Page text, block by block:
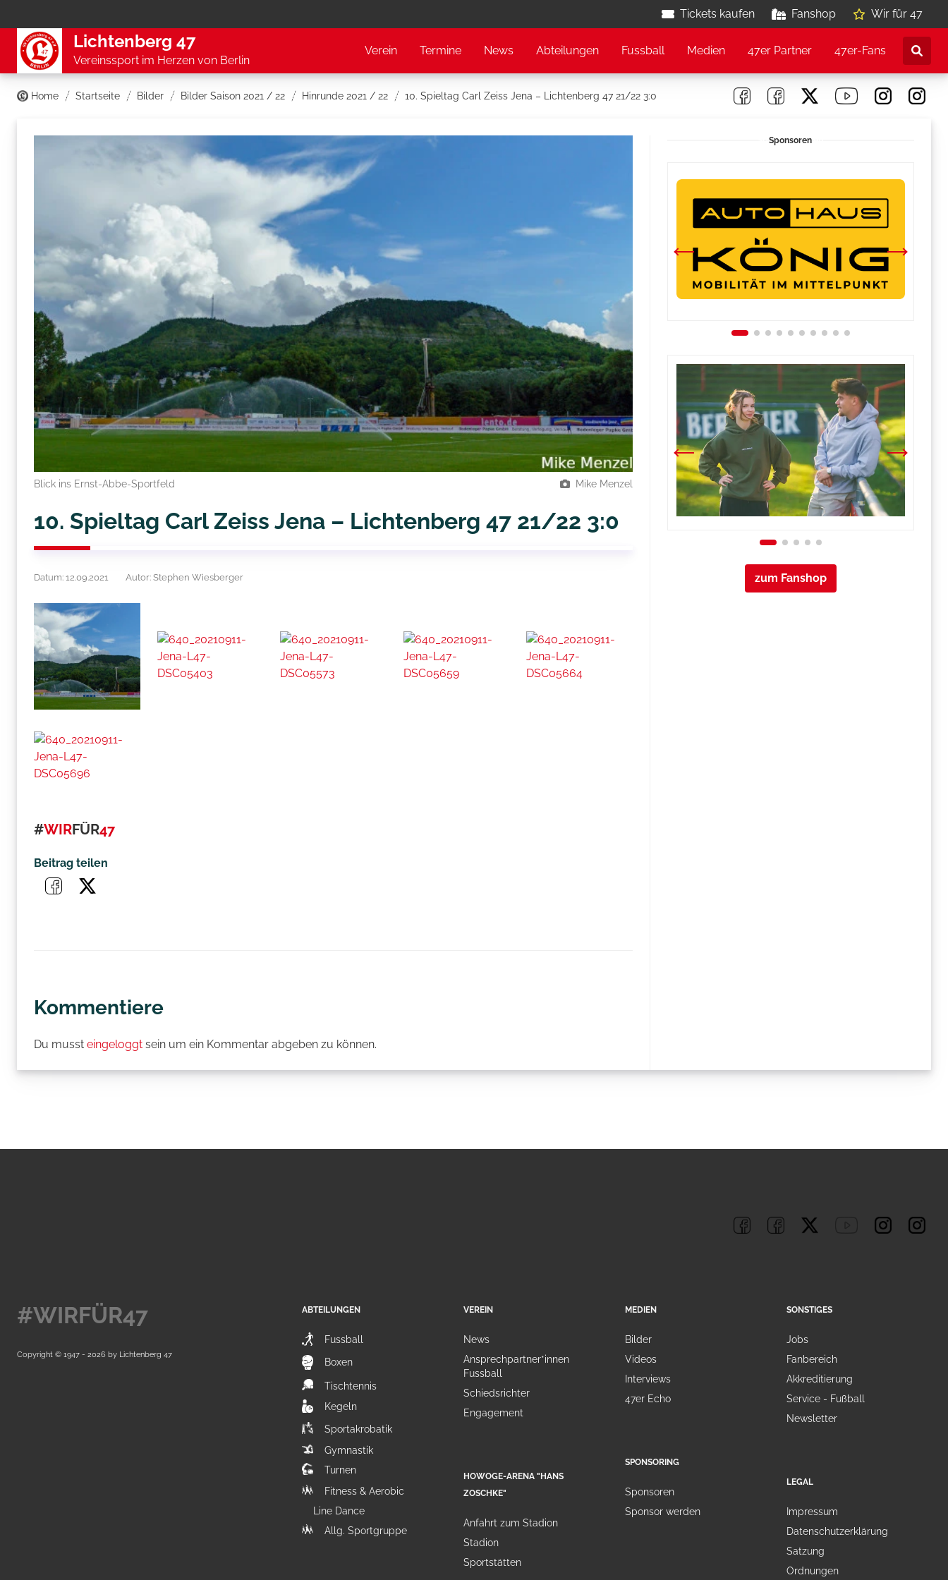
Tickets kaufen Fanshop Wir für 47
Lichtenberg 47
Vereinssport im Herzen von Berlin
Verein Termine News Abteilungen Fussball Medien 47er Partner 47er-Fans
Home Startseite Bilder Bilder Saison 2021 / 22 Hinrunde 2021 / 22 10. Spieltag Carl Zeiss Jena – Lichtenberg 47 21/22 3:0
Blick ins Ernst-Abbe-Sportfeld Mike Menzel
10. Spieltag Carl Zeiss Jena – Lichtenberg 47 21/22 3:0
Datum: 12.09.2021 Autor: Stephen Wiesberger
#WIRFÜR47
Beitrag teilen
Kommentiere
Du musst eingeloggt sein um ein Kommentar abgeben zu können.
Sponsoren
zum Fanshop
ABTEILUNGEN
Fussball
Boxen
Tischtennis
Kegeln
Sportakrobatik
Gymnastik
Turnen
Fitness & Aerobic
Line Dance
Allg. Sportgruppe
VEREIN
News
Ansprechpartner*innen
Fussball
Schiedsrichter
Engagement
HOWOGE-ARENA "HANS
ZOSCHKE"
Anfahrt zum Stadion
Stadion
Sportstätten
MEDIEN
Bilder
Videos
Interviews
47er Echo
SPONSORING
Sponsoren
Sponsor werden
SONSTIGES
Jobs
Fanbereich
Akkreditierung
Service - Fußball
Newsletter
LEGAL
Impressum
Datenschutzerklärung
Satzung
Ordnungen
#WIRFÜR47
Copyright © 1947 - 2026 by Lichtenberg 47